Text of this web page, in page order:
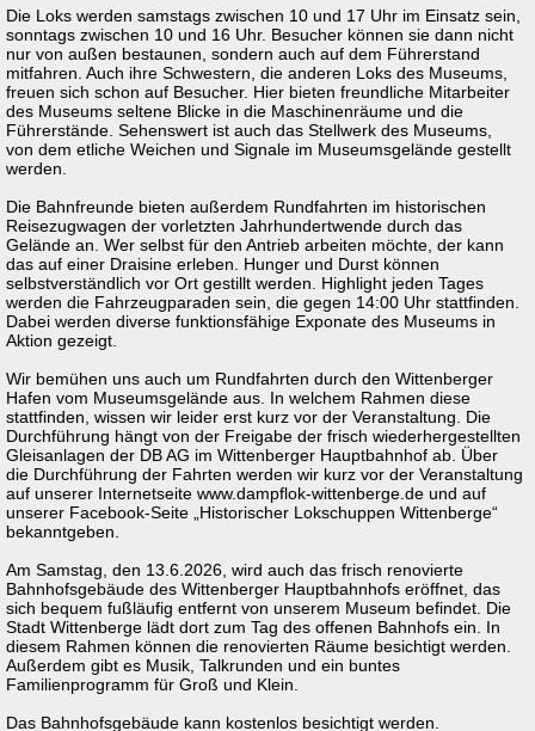
Die Loks werden samstags zwischen 10 und 17 Uhr im Einsatz sein,
sonntags zwischen 10 und 16 Uhr. Besucher können sie dann nicht
nur von außen bestaunen, sondern auch auf dem Führerstand
mitfahren. Auch ihre Schwestern, die anderen Loks des Museums,
freuen sich schon auf Besucher. Hier bieten freundliche Mitarbeiter
des Museums seltene Blicke in die Maschinenräume und die
Führerstände. Sehenswert ist auch das Stellwerk des Museums,
von dem etliche Weichen und Signale im Museumsgelände gestellt
werden.
Die Bahnfreunde bieten außerdem Rundfahrten im historischen
Reisezugwagen der vorletzten Jahrhundertwende durch das
Gelände an. Wer selbst für den Antrieb arbeiten möchte, der kann
das auf einer Draisine erleben. Hunger und Durst können
selbstverständlich vor Ort gestillt werden. Highlight jeden Tages
werden die Fahrzeugparaden sein, die gegen 14:00 Uhr stattfinden.
Dabei werden diverse funktionsfähige Exponate des Museums in
Aktion gezeigt.
Wir bemühen uns auch um Rundfahrten durch den Wittenberger
Hafen vom Museumsgelände aus. In welchem Rahmen diese
stattfinden, wissen wir leider erst kurz vor der Veranstaltung. Die
Durchführung hängt von der Freigabe der frisch wiederhergestellten
Gleisanlagen der DB AG im Wittenberger Hauptbahnhof ab. Über
die Durchführung der Fahrten werden wir kurz vor der Veranstaltung
auf unserer Internetseite www.dampflok-wittenberge.de und auf
unserer Facebook-Seite „Historischer Lokschuppen Wittenberge“
bekanntgeben.
Am Samstag, den 13.6.2026, wird auch das frisch renovierte
Bahnhofsgebäude des Wittenberger Hauptbahnhofs eröffnet, das
sich bequem fußläufig entfernt von unserem Museum befindet. Die
Stadt Wittenberge lädt dort zum Tag des offenen Bahnhofs ein. In
diesem Rahmen können die renovierten Räume besichtigt werden.
Außerdem gibt es Musik, Talkrunden und ein buntes
Familienprogramm für Groß und Klein.
Das Bahnhofsgebäude kann kostenlos besichtigt werden.